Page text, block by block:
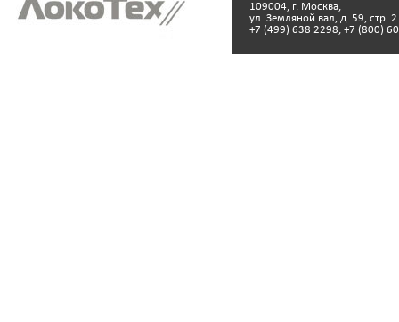
109004, г. Москва,
ул. Земляной вал, д. 59, стр. 2
+7 (499) 638 2298, +7 (800)